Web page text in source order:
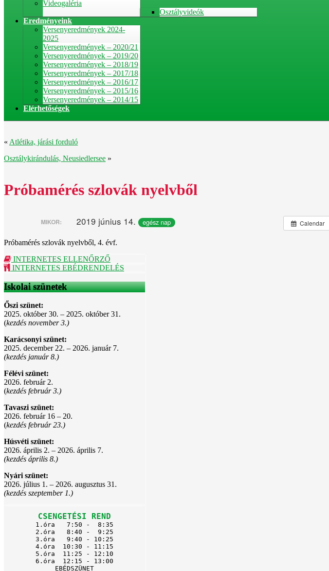
Videogaléria
Osztályvideók
Eredményeink
Versenyeredmények 2024-
2025
Versenyeredmények – 2020/21
Versenyeredmények – 2019/20
Versenyeredmények – 2018/19
Versenyeredmények – 2017/18
Versenyeredmények – 2016/17
Versenyeredmények – 2015/16
Versenyeredmények – 2014/15
Elérhetőségek
« Atlétika, járási forduló
Osztálykirándulás, Neusiedlersee »
Próbamérés szlovák nyelvből
Calendar
MIKOR: 2019 június 14. egész nap
Próbamérés szlovák nyelvből, 4. évf.
INTERNETES ELLENŐRZŐ
INTERNETES EBÉDRENDELÉS
Iskolai szünetek
Őszi szünet:
2025. október 30. – 2025. október 31.
(kezdés november 3.)
Karácsonyi szünet:
2025. december 22. – 2026. január 7.
(kezdés január 8.)
Félévi szünet:
2026. február 2.
(kezdés február 3.)
Tavaszi szünet:
2026. február 16 – 20.
(kezdés február 23.)
Húsvéti szünet:
2026. április 2. – 2026. április 7.
(kezdés április 8.)
Nyári szünet:
2026. július 1. – 2026. augusztus 31.
(kezdés szeptember 1.)
CSENGETÉSI REND
1.óra   7:50 -  8:35
2.óra   8:40 -  9:25
3.óra   9:40 - 10:25
4.óra  10:30 - 11:15
5.óra  11:25 - 12:10
6.óra  12:15 - 13:00
EBÉDSZÜNET